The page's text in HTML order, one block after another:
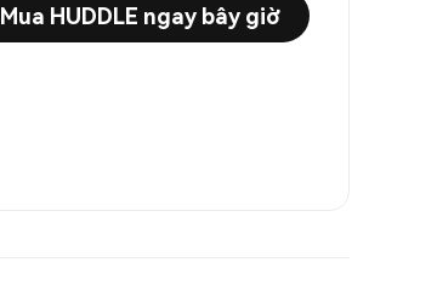
Mua HUDDLE ngay bây giờ